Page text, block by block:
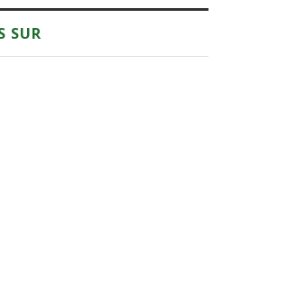
SUR